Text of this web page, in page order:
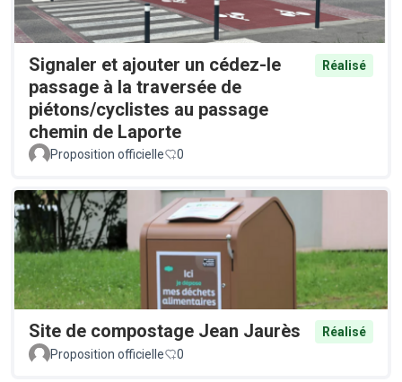
Signaler et ajouter un cédez-le
passage à la traversée de
piétons/cyclistes au passage
chemin de Laporte
Réalisé
Proposition officielle 0
Site de compostage Jean Jaurès
Réalisé
Proposition officielle
0